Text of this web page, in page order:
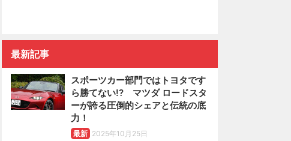
最新記事
スポーツカー部門ではトヨタです
ら勝てない!? マツダ ロードスタ
ーが誇る圧倒的シェアと伝統の底
力！
最新 2025年10月25日